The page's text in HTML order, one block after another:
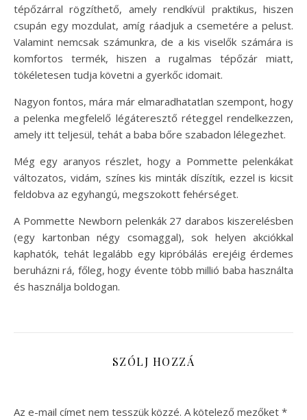
tépőzárral rögzíthető, amely rendkívül praktikus, hiszen
csupán egy mozdulat, amíg ráadjuk a csemetére a pelust.
Valamint nemcsak számunkra, de a kis viselők számára is
komfortos termék, hiszen a rugalmas tépőzár miatt,
tökéletesen tudja követni a gyerkőc idomait.
Nagyon fontos, mára már elmaradhatatlan szempont, hogy
a pelenka megfelelő légáteresztő réteggel rendelkezzen,
amely itt teljesül, tehát a baba bőre szabadon lélegezhet.
Még egy aranyos részlet, hogy a Pommette pelenkákat
változatos, vidám, színes kis minták díszítik, ezzel is kicsit
feldobva az egyhangú, megszokott fehérséget.
A Pommette Newborn pelenkák 27 darabos kiszerelésben
(egy kartonban négy csomaggal), sok helyen akciókkal
kaphatók, tehát legalább egy kipróbálás erejéig érdemes
beruházni rá, főleg, hogy évente több millió baba használta
és használja boldogan.
SZÓLJ HOZZÁ
Az e-mail címet nem tesszük közzé. A kötelező mezőket *